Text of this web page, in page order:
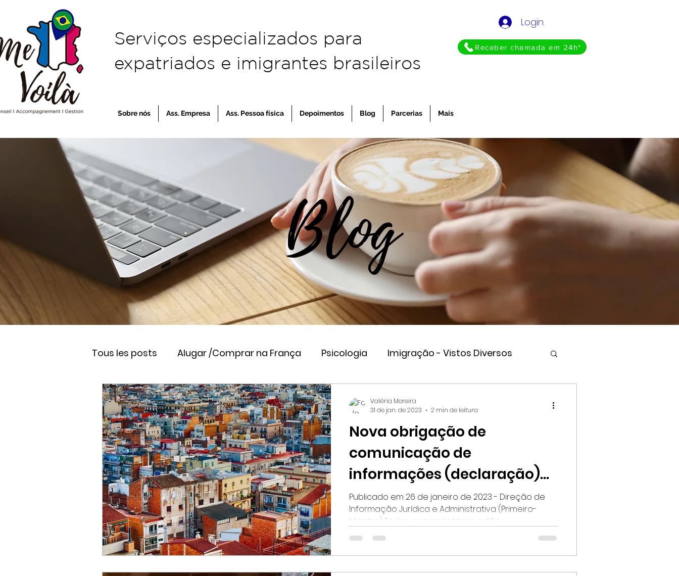
Login
Serviços especializados para
expatriados e imigrantes brasileiros
Receber chamada em 24h*
Sobre nós Ass. Empresa Ass. Pessoa física Depoimentos Blog Parcerias Mais
Blog
Tous les posts Alugar /Comprar na França Psicologia Imigração - Vistos Diversos
Viver na França Empreender na França
Nova obrigação de
comunicação de
informações (declaração)
para os proprietários de
imóveis em 2023
Publicado em 26 de janeiro de 2023 - Direção de
Informação Jurídica e Administrativa (Primeiro-
Ministro) Todos os proprietários estão...
Valéria Moreira
31 de jan. de 2023
2 min de leitura